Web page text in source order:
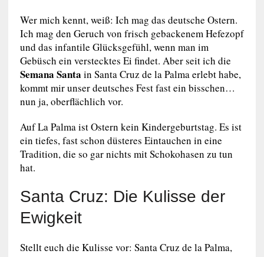
Wer mich kennt, weiß: Ich mag das deutsche Ostern.
Ich mag den Geruch von frisch gebackenem Hefezopf
und das infantile Glücksgefühl, wenn man im
Gebüsch ein verstecktes Ei findet. Aber seit ich die
Semana Santa in Santa Cruz de la Palma erlebt habe,
kommt mir unser deutsches Fest fast ein bisschen…
nun ja, oberflächlich vor.
Auf La Palma ist Ostern kein Kindergeburtstag. Es ist
ein tiefes, fast schon düsteres Eintauchen in eine
Tradition, die so gar nichts mit Schokohasen zu tun
hat.
Santa Cruz: Die Kulisse der
Ewigkeit
Stellt euch die Kulisse vor: Santa Cruz de la Palma,